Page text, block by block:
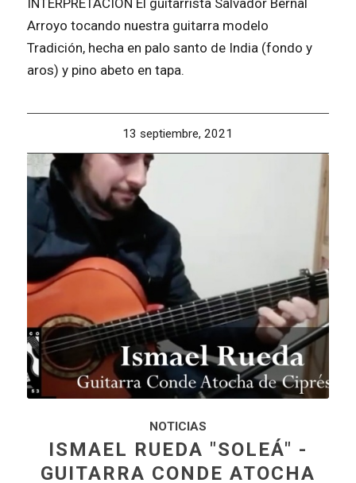
Arroyo tocando nuestra guitarra modelo
Tradición, hecha en palo santo de India (fondo y
aros) y pino abeto en tapa.
13 septiembre, 2021
NOTICIAS
ISMAEL RUEDA "SOLEÁ" -
GUITARRA CONDE ATOCHA